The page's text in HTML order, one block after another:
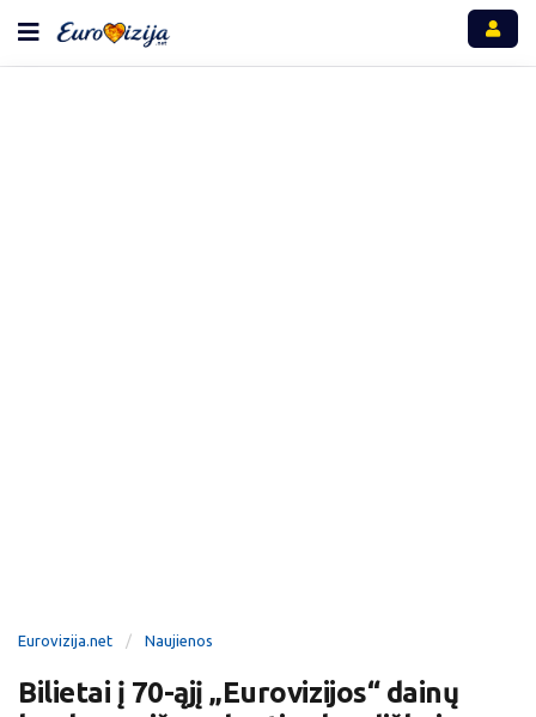
Eurovizija.net Naujienos
Bilietai į 70-ąjį „Eurovizijos“ dainų